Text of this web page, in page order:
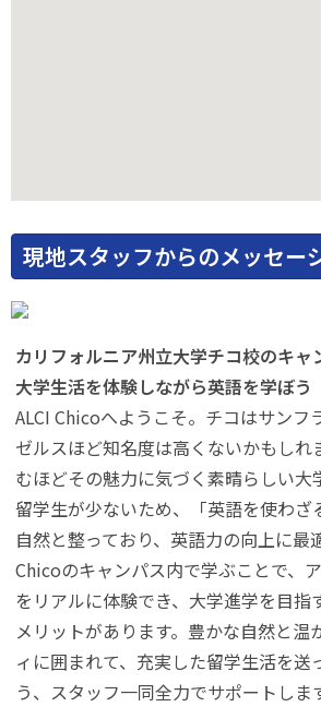
現地スタッフからのメッセー
カリフォルニア州立大学チコ校のキャ
大学生活を体験しながら英語を学ぼう
ALCI Chicoへようこそ。チコはサンフ
ゼルスほど知名度は高くないかもしれ
むほどその魅力に気づく素晴らしい大
留学生が少ないため、「英語を使わざ
自然と整っており、英語力の向上に最
Chicoのキャンパス内で学ぶことで、
をリアルに体験でき、大学進学を目指
メリットがあります。豊かな自然と温
ィに囲まれて、充実した留学生活を送
う、スタッフ一同全力でサポートしま